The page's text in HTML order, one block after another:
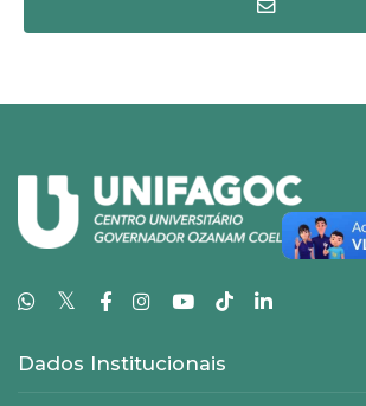
𝕏
Dados Institucionais